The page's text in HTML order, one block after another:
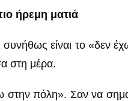
ήρεμη ματιά
είναι το «δεν
στη μέρα.
στην πόλη». Σαν να